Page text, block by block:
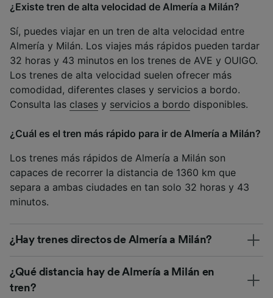
¿Existe tren de alta velocidad de Almería a Milán?
Sí, puedes viajar en un tren de alta velocidad entre
Almería y Milán. Los viajes más rápidos pueden tardar
32 horas y 43 minutos en los trenes de AVE y OUIGO.
Los trenes de alta velocidad suelen ofrecer más
comodidad, diferentes clases y servicios a bordo.
Consulta las clases y servicios a bordo disponibles.
¿Cuál es el tren más rápido para ir de Almería a Milán?
Los trenes más rápidos de Almería a Milán son
capaces de recorrer la distancia de 1360 km que
separa a ambas ciudades en tan solo 32 horas y 43
minutos.
¿Hay trenes directos de Almería a Milán?
¿Qué distancia hay de Almería a Milán en
tren?